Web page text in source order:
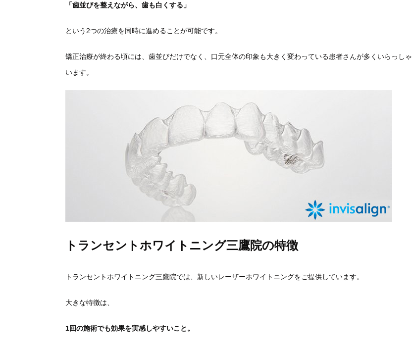
「歯並びを整えながら、歯も白くする」
という2つの治療を同時に進めることが可能です。
矯正治療が終わる頃には、歯並びだけでなく、 口元全体の印象も大きく変わっている患者さんが多くいらっしゃ
います。
トランセントホワイトニング三鷹院の特徴
トランセントホワイトニング三鷹院では、 新しいレーザーホワイトニングをご提供しています。
大きな特徴は、
1回の施術でも効果を実感しやすいこと。